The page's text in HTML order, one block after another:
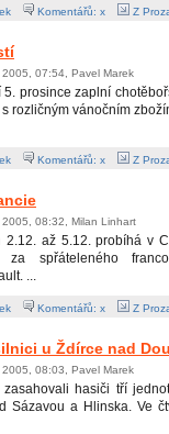
Komentářů: x Z
07:54, Pavel Marek
prosince zaplní
s rozličným vánočním
Komentářů: x Z
08:32, Milan Linhart
2.12. až 5.12. probíhá v
za spřáteleného
...
Komentářů: x Z
u Ždírce nad
08:03, Pavel Marek
zasahovali hasiči tří
Sázavou a Hlinska. Ve